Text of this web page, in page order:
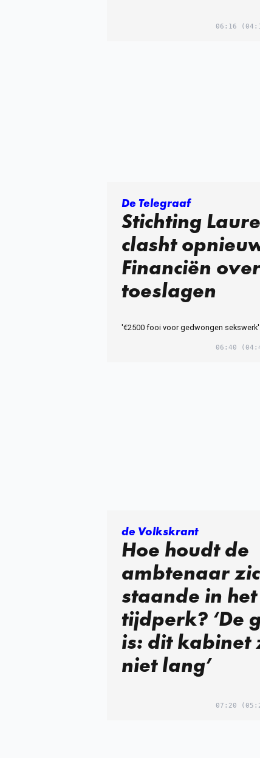
06:16
De Telegraaf
Stichting
clasht
Financiën over
toeslagen
'€2500 fooi voor gedwongen sekswerk'
06:40
de Volkskrant
Hoe houdt de
ambtenaar
staande in het
tijdperk? ‘De
is: dit kabinet
niet lang’
07:20